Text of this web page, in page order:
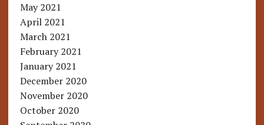
May 2021
April 2021
March 2021
February 2021
January 2021
December 2020
November 2020
October 2020